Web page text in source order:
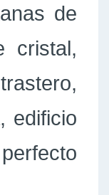
de
cristal,
edificio